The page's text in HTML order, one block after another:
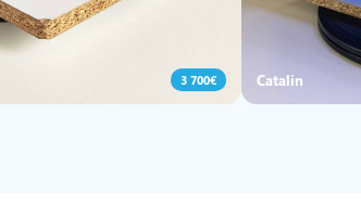
3 700€ Catalin